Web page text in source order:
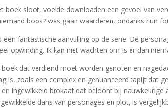
boek sloot, voelde downloaden een gevoel van
boos? was gaan waarderen, ondanks hun
een fantastische aanvulling op de serie. De
opwinding. Ik kan niet wachten om Is er dan
boek dat verdiend moet worden genoten en
is, zoals een complex en genuanceerd tapijt dat
ingewikkeld brokaat dat beloont bij
dans van personages en plot, is